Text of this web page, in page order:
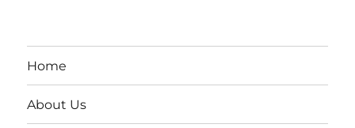
Home
About Us